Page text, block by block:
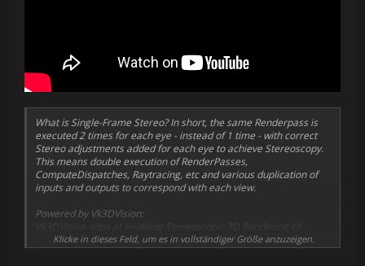
What is Single-Frame Stereo? In short, the same Renderpass is
executed 2 times for each eye - instead of 1 time - with correct
Stereo adjustments added for each eye to achieve Stereoscopy.
This means double execution of RenderPasses,
ComputeDispatches, Raytracing, etc and various duplication of
inputs and outputs to correspond with each view.
Powered by Vk3DVision:
Vk3DVision aims at enabling Stereoscopic 3D Rendering of
Vulkan games for Virtual Reality, Nvidia 3D Vision and 3D TVs or
any other 3D display (http://3dsurroundgaming.com/Vk3DVisio...)
Klicke in dieses Feld, um es in vollständiger Größe anzuzeigen.